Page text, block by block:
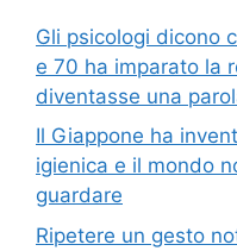
Gli psicologi dicono
e 70 ha imparato la
diventasse una
Il Giappone ha
igienica e il mondo
guardare
Ripetere un gesto